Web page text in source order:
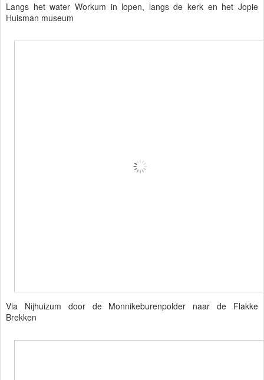
Langs het water Workum in lopen, langs de kerk en het Jopie
Huisman museum
Via Nijhuizum door de Monnikeburenpolder naar de Flakke
Brekken